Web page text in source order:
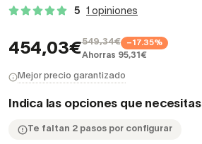
5 1 opiniones
454,03€549,34€ −17.35%
Ahorras 95,31€
Mejor precio garantizado
Indica las opciones que necesitas
Te faltan 2 pasos por configurar